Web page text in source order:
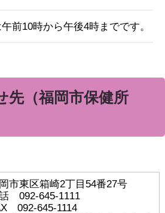
前10時から午後4時までです。
（福岡市保健所
市東区箱崎2丁目54番27号
092-645-1111
092-645-1114